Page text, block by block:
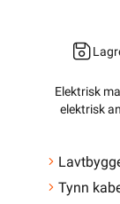
Elektrisk
elektrisk
Tynn